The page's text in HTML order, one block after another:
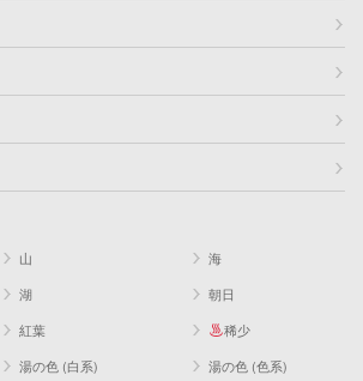
山
海
湖
朝日
紅葉
稀少
湯の色 (白系) 湯の色 (色系)